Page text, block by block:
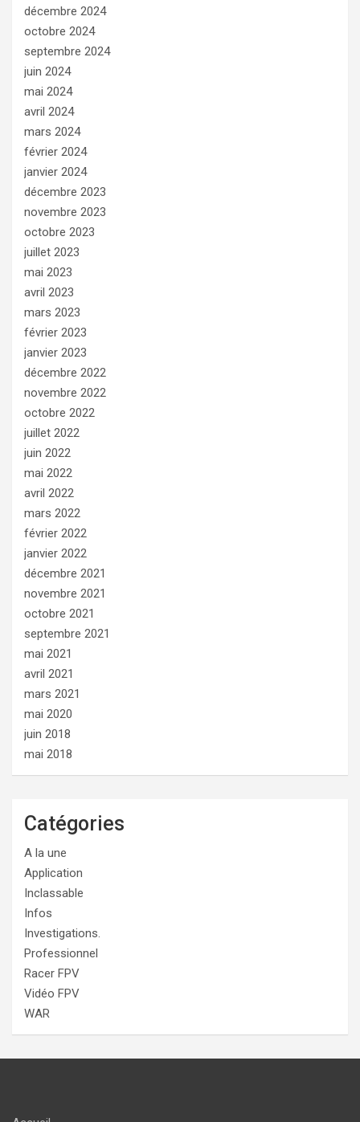
décembre 2024
octobre 2024
septembre 2024
juin 2024
mai 2024
avril 2024
mars 2024
février 2024
janvier 2024
décembre 2023
novembre 2023
octobre 2023
juillet 2023
mai 2023
avril 2023
mars 2023
février 2023
janvier 2023
décembre 2022
novembre 2022
octobre 2022
juillet 2022
juin 2022
mai 2022
avril 2022
mars 2022
février 2022
janvier 2022
décembre 2021
novembre 2021
octobre 2021
septembre 2021
mai 2021
avril 2021
mars 2021
mai 2020
juin 2018
mai 2018
Catégories
A la une
Application
Inclassable
Infos
Investigations.
Professionnel
Racer FPV
Vidéo FPV
WAR